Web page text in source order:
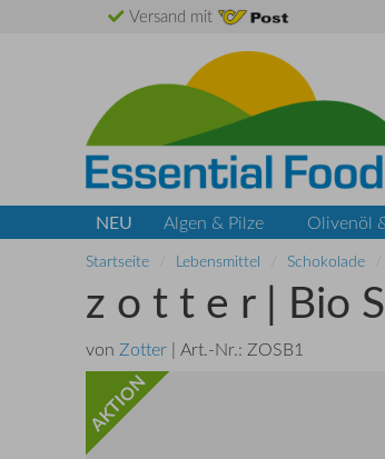
Versand mit
NEU Algen & Pilze Olivenöl
Startseite Lebensmittel Schokolade
z o t t e r | Bio
von Zotter | Art.-Nr.: ZOSB1
AKTION